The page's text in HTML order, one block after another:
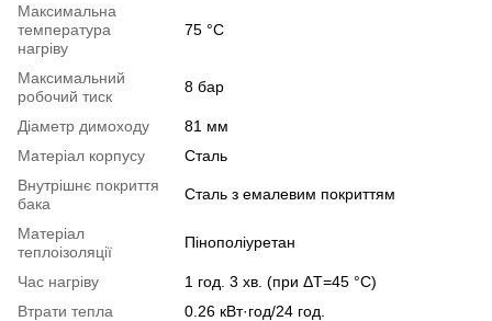
Максимальна
температура
нагріву
75 °С
Максимальний
робочий тиск
8 бар
Діаметр димоходу
81 мм
Матеріал корпусу
Сталь
Внутрішнє покриття
бака
Сталь з емалевим покриттям
Матеріал
теплоізоляції
Пінополіуретан
Час нагріву
1 год. 3 хв. (при ΔT=45 °С)
Втрати тепла
0.26 кВт·год/24 год.